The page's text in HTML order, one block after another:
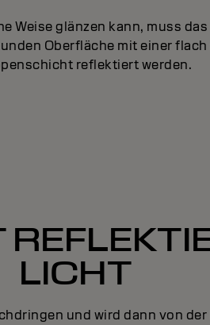
Weise glänzen kann, muss
Oberfläche mit einer
reflektiert werden.
LICHT
und wird dann von